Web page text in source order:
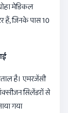
मेडिकल
हैं, जिनके पास 10
है। एमरजेंसी
सिलेंडरों से
गया